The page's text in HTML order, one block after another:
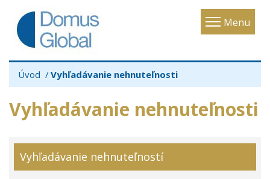
Menu
Toggle
Úvod Vyhľadávanie nehnuteľnosti
Vyhľadávanie nehnuteľnosti
Vyhľadávanie nehnuteľností